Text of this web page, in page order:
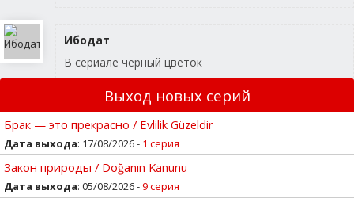
Ибодат
В сериале черный цветок
Выход новых серий
Брак — это прекрасно / Evlilik Güzeldir
Дата выхода: 17/08/2026 - 1 серия
Закон природы / Doğanın Kanunu
Дата выхода: 05/08/2026 -9 серия